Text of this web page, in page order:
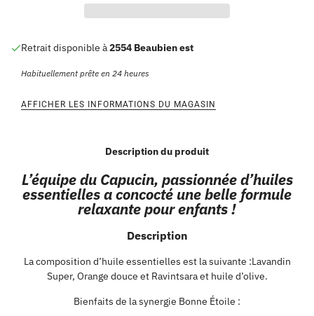
Retrait disponible à2554 Beaubien est
Habituellement prête en 24 heures
AFFICHER LES INFORMATIONS DU MAGASIN
Description du produit
L’équipe du Capucin, passionnée d’huiles
essentielles a concocté une belle formule
relaxante pour enfants !
Description
La composition d’huile essentielles est la suivante :Lavandin
Super, Orange douce et Ravintsara et huile d’olive.
Bienfaits de la synergie Bonne Étoile :